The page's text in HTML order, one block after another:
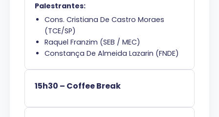
Palestrantes:
Cons. Cristiana De Castro Moraes
(TCE/SP)
Raquel Franzim (SEB / MEC)
Constança De Almeida Lazarin (FNDE)
15h30 – Coffee Break